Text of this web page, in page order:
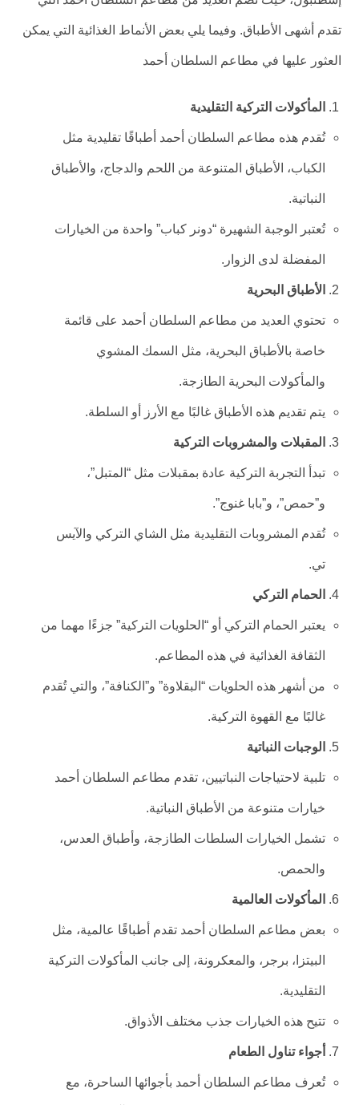
تقدم أشهى الأطباق. وفيما يلي بعض الأنماط الغذائية التي يمكن
العثور عليها في مطاعم السلطان أحمد
المأكولات التركية التقليدية
تُقدم هذه مطاعم السلطان أحمد أطباقًا تقليدية مثل
الكباب، الأطباق المتنوعة من اللحم والدجاج، والأطباق
النباتية.
تُعتبر الوجبة الشهيرة “دونر كباب” واحدة من الخيارات
المفضلة لدى الزوار.
الأطباق البحرية
تحتوي العديد من مطاعم السلطان أحمد على قائمة
خاصة بالأطباق البحرية، مثل السمك المشوي
والمأكولات البحرية الطازجة.
يتم تقديم هذه الأطباق غالبًا مع الأرز أو السلطة.
المقبلات والمشروبات التركية
تبدأ التجربة التركية عادة بمقبلات مثل “المتبل”،
و”حمص”، و”بابا غنوج”.
تُقدم المشروبات التقليدية مثل الشاي التركي والآيس
تي.
الحمام التركي
يعتبر الحمام التركي أو “الحلويات التركية” جزءًا مهما من
الثقافة الغذائية في هذه المطاعم.
من أشهر هذه الحلويات “البقلاوة” و”الكنافة”، والتي تُقدم
غالبًا مع القهوة التركية.
الوجبات النباتية
تلبية لاحتياجات النباتيين، تقدم مطاعم السلطان أحمد
خيارات متنوعة من الأطباق النباتية.
تشمل الخيارات السلطات الطازجة، وأطباق العدس،
والحمص.
المأكولات العالمية
بعض مطاعم السلطان أحمد تقدم أطباقًا عالمية، مثل
البيتزا، برجر، والمعكرونة، إلى جانب المأكولات التركية
التقليدية.
تتيح هذه الخيارات جذب مختلف الأذواق.
أجواء تناول الطعام
تُعرف مطاعم السلطان أحمد بأجوائها الساحرة، مع